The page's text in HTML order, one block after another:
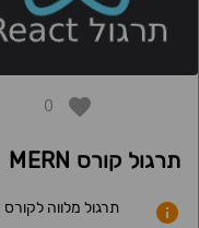
0
תרגול קורס MERN
תרגול מלווה לקורס